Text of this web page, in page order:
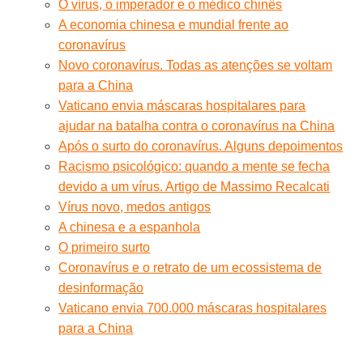
O vírus, o imperador e o médico chinês
A economia chinesa e mundial frente ao
coronavírus
Novo coronavírus. Todas as atenções se voltam
para a China
Vaticano envia máscaras hospitalares para
ajudar na batalha contra o coronavírus na China
Após o surto do coronavírus. Alguns depoimentos
Racismo psicológico: quando a mente se fecha
devido a um vírus. Artigo de Massimo Recalcati
Vírus novo, medos antigos
A chinesa e a espanhola
O primeiro surto
Coronavírus e o retrato de um ecossistema de
desinformação
Vaticano envia 700.000 máscaras hospitalares
para a China